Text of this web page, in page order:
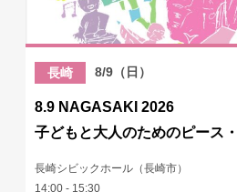
長崎 8/9（日）
8.9 NAGASAKI 2026
子どもと大人のためのピース
長崎シビックホール（長崎市）
14:00 - 15:30